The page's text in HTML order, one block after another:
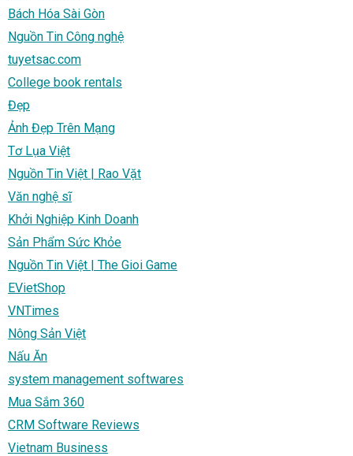
Bách Hóa Sài Gòn
Nguồn Tin Công nghệ
tuyetsac.com
College book rentals
Đẹp
Ảnh Đẹp Trên Mạng
Tơ Lụa Việt
Nguồn Tin Việt | Rao Vặt
Văn nghệ sĩ
Khởi Nghiệp Kinh Doanh
Sản Phẩm Sức Khỏe
Nguồn Tin Việt | The Gioi Game
EVietShop
VNTimes
Nông Sản Việt
Nấu Ăn
system management softwares
Mua Sắm 360
CRM Software Reviews
Vietnam Business